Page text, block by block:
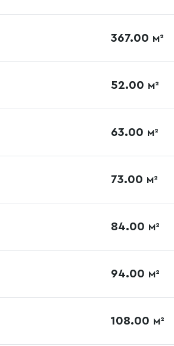
367.00 М²
52.00 М²
63.00 М²
73.00 М²
84.00 М²
94.00 М²
108.00 М²